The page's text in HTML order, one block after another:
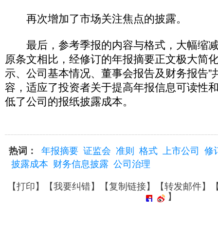
再次增加了市场关注焦点的披露。
最后，参考季报的内容与格式，大幅缩
原条文相比，经修订的年报摘要正文极大简
示、公司基本情况、董事会报告及财务报告”
容，适应了投资者关于提高年报信息可读性
低了公司的报纸披露成本。
热词： 年报摘要 证监会 准则 格式 上市公司
修
披露成本 财务信息披露 公司治理
【打印】【我要纠错】【复制链接】【转发邮件】
】